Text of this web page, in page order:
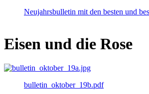
Neujahrsbulletin mit den besten und
Eisen und die Rose
bulletin_oktober_19b.pdf